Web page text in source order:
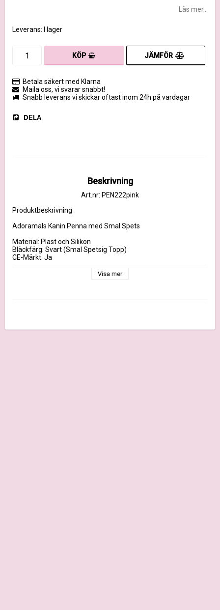
Läs mer...
Leverans: I lager
KÖP JÄMFÖR
Betala säkert med Klarna
Maila oss, vi svarar snabbt!
Snabb leverans vi skickar oftast inom 24h på vardagar
DELA
Beskrivning
Art.nr: PEN222pink
Produktbeskrivning
Adoramals Kanin Penna med Smal Spets
Material: Plast och Silikon
Bläckfärg: Svart (Smal Spetsig Topp)
CE-Märkt: Ja
Visa mer